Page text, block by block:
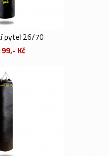
pytel 26/70
Kč